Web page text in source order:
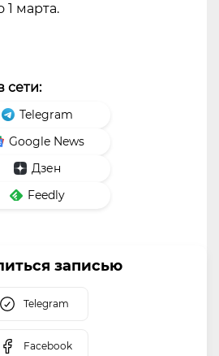
1 марта.
сети:
Telegram
Google News
Дзен
Feedly
записью
Telegram
Facebook